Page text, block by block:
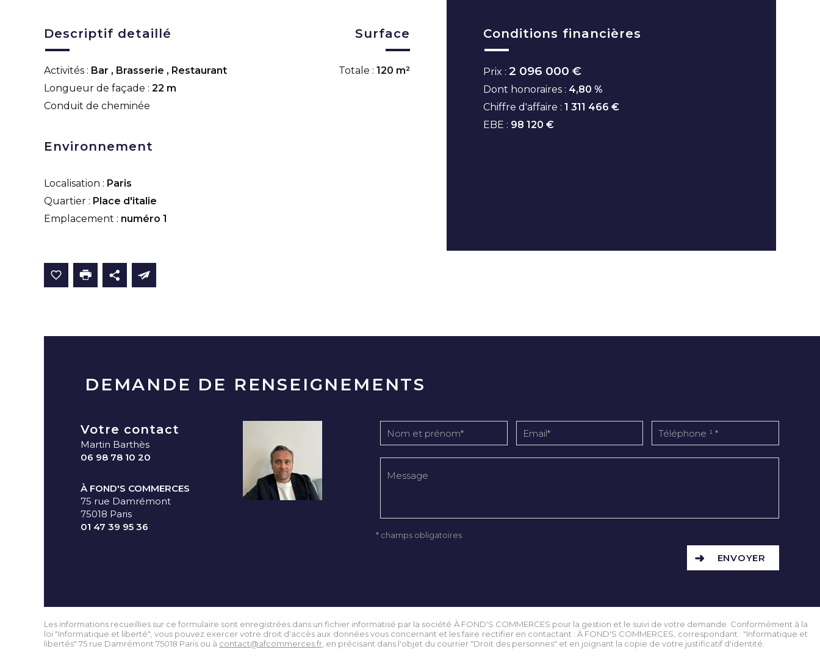
Descriptif detaillé
Activités : Bar , Brasserie , Restaurant
Longueur de façade : 22 m
Conduit de cheminée
Surface
Totale : 120 m²
Environnement
Localisation : Paris
Quartier : Place d'italie
Emplacement : numéro 1
Conditions financières
Prix : 2 096 000 €
Dont honoraires : 4,80 %
Chiffre d'affaire : 1 311 466 €
EBE : 98 120 €
DEMANDE DE RENSEIGNEMENTS
Votre contact
Martin Barthès
06 98 78 10 20
À FOND'S COMMERCES
75 rue Damrémont
75018 Paris
01 47 39 95 36
* champs obligatoires
ENVOYER
Les informations recueillies sur ce formulaire sont enregistrées dans un fichier informatisé par la société À FOND'S COMMERCES pour la gestion et le suivi de votre demande. Conformément à la
loi "Informatique et liberté", vous pouvez exercer votre droit d'accès aux données vous concernant et les faire rectifier en contactant : À FOND'S COMMERCES, correspondant : "Informatique et
libertés" 75 rue Damrémont 75018 Paris ou à contact@afcommerces.fr , en précisant dans l'objet du courrier "Droit des personnes" et en joignant la copie de votre justificatif d'identité.